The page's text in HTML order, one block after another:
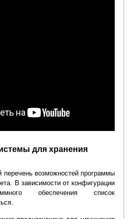
для хранения
перечень возможностей программы
В зависимости от конфигурации
обеспечения список